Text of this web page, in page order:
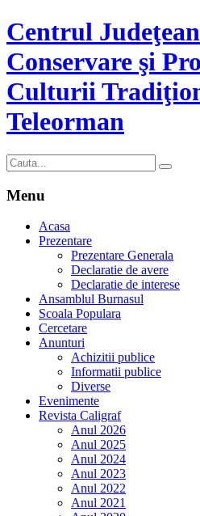
Centrul
Conservare şi
Culturii
Teleorman
Menu
Acasa
Prezentare
Prezentare Generala
Declaratie de avere
Declaratie de interese
Ansamblul Burnasul
Scoala Populara
Cercetare
Anunturi
Achizitii publice
Informatii publice
Diverse
Evenimente
Revista Caligraf
Anul 2026
Anul 2025
Anul 2024
Anul 2023
Anul 2022
Anul 2021